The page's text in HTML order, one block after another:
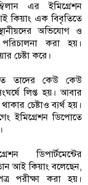
এর ইমিগ্রেশন
কিয়াং এক বিবৃতিতে
অভিযোগ ও
পরিচালনা করা হয়।
চেষ্টা করে।
তাদের কেউ কেউ
লিপ্ত হয়। আবার
চেষ্টাও ব্যর্থ হয়।
ইমিগ্রেশন ডিপোতে
ডিপার্টমেন্টের
আই কিয়াং বলেছেন,
পরীক্ষা করা হয়।